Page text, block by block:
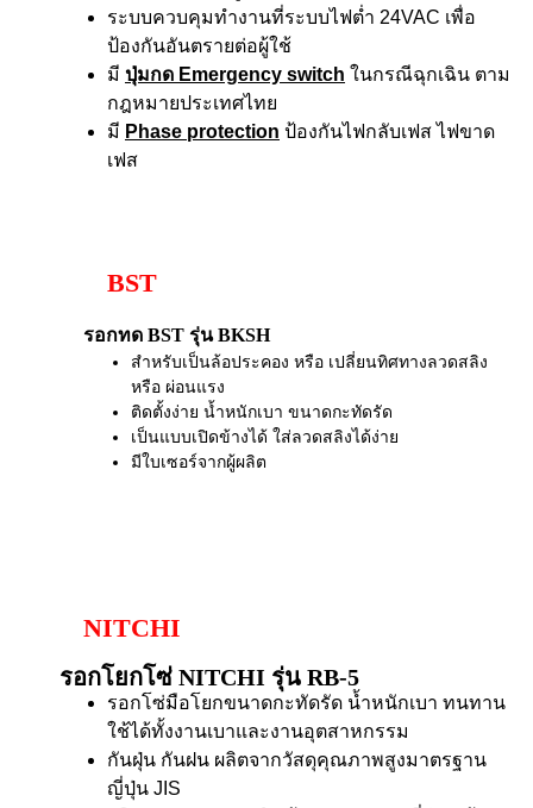
ระบบควบคุมทำงานที่ระบบไฟต่ำ 24VAC เพื่อ
ป้องกันอันตรายต่อผู้ใช้
มี ปุ่มกด Emergency switch ในกรณีฉุกเฉิน ตาม
กฎหมายประเทศไทย
มี Phase protection ป้องกันไฟกลับเฟส ไฟขาด
เฟส
BST
รอกทด BST รุ่น BKSH
สำหรับเป็นล้อประคอง หรือ เปลี่ยนทิศทางลวดสลิง
หรือ ผ่อนแรง
ติดตั้งง่าย น้ำหนักเบา ขนาดกะทัดรัด
เป็นแบบเปิดข้างได้ ใส่ลวดสลิงได้ง่าย
มีใบเซอร์จากผู้ผลิต
NITCHI
รอกโยกโซ่ NITCHI รุ่น RB-5
รอกโซ่มือโยกขนาดกะทัดรัด น้ำหนักเบา ทนทาน
ใช้ได้ทั้งงานเบาและงานอุตสาหกรรม
กันฝุ่น กันฝน ผลิตจากวัสดุคุณภาพสูงมาตรฐาน
ญี่ปุ่น JIS